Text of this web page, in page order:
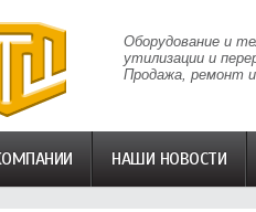
Оборудование и
утилизации и
Продажа, ремонт
НАШИ НОВОСТИ